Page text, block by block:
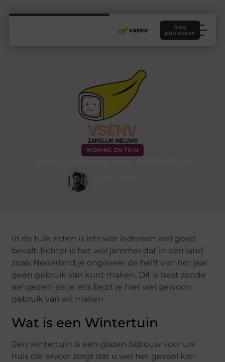
Blog
publiceren
WONING EN TUIN
In de tuin zitten is iets wat iedereen wel goed
bevalt. Echter is het wel jammer dat in een land
zoals Nederland je ongeveer de helft van het jaar
geen gebruik van kunt maken. Dit is best zonde
aangezien als je iets bezit je hier wel gewoon
gebruik van wil maken
Wat is een Wintertuin
Een wintertuin is een glazen bijbouw voor uw
huis die ervoor zorgt dat u wel het gevoel kan